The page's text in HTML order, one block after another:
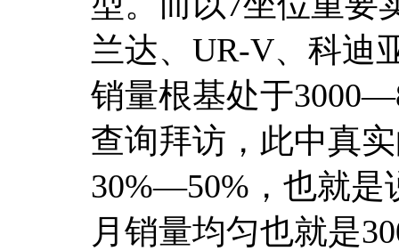
兰达、UR-V、科迪
销量根基处于
查询拜访，此中真
30%—50%，也就是
月销量均匀也就是